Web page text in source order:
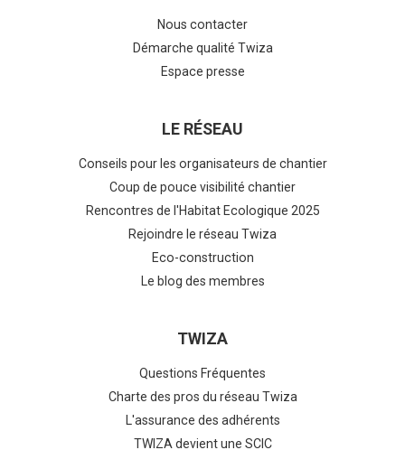
Nous contacter
Démarche qualité Twiza
Espace presse
LE RÉSEAU
Conseils pour les organisateurs de chantier
Coup de pouce visibilité chantier
Rencontres de l'Habitat Ecologique 2025
Rejoindre le réseau Twiza
Eco-construction
Le blog des membres
TWIZA
Questions Fréquentes
Charte des pros du réseau Twiza
L'assurance des adhérents
TWIZA devient une SCIC